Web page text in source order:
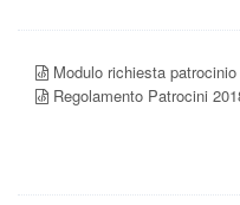
Modulo richiesta
Regolamento Patrocini